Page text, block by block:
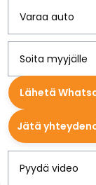
Myy autosi
Myy autosi
Myy yrityksen
Artikkeleita
Muista nämä
Miten säilytän
Tuotteet ja
Autoilun
SakaKasko
Varaa auto
Lähetä
Soita myyjälle
Jätä
Pyydä video